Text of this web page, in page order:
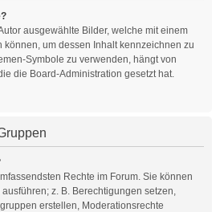
ausgewählte Bilder, welche mit einem
können, um dessen Inhalt kennzeichnen zu
Symbole zu verwenden, hängt von
die Board-Administration gesetzt hat.
Rechte im Forum. Sie können
z. B. Berechtigungen setzen,
erstellen, Moderationsrechte